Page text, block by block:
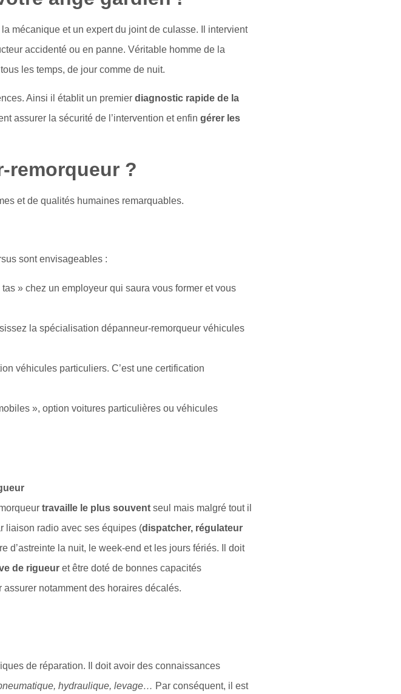
mécanique et un expert du joint de culasse. Il intervient
accidenté ou en panne. Véritable homme de la
les temps, de jour comme de nuit.
Ainsi il établit un premier diagnostic rapide de la
assurer la sécurité de l’intervention et enfin gérer les
remorqueur ?
et de qualités humaines remarquables.
sont envisageables :
» chez un employeur qui saura vous former et vous
la spécialisation dépanneur-remorqueur véhicules
véhicules particuliers. C’est une certification
», option voitures particulières ou véhicules
travaille le plus souvent seul mais malgré tout il
liaison radio avec ses équipes (dispatcher, régulateur
d’astreinte la nuit, le week-end et les jours fériés. Il doit
de rigueur et être doté de bonnes capacités
assurer notamment des horaires décalés.
de réparation. Il doit avoir des connaissances
hydraulique, levage… Par conséquent, il est